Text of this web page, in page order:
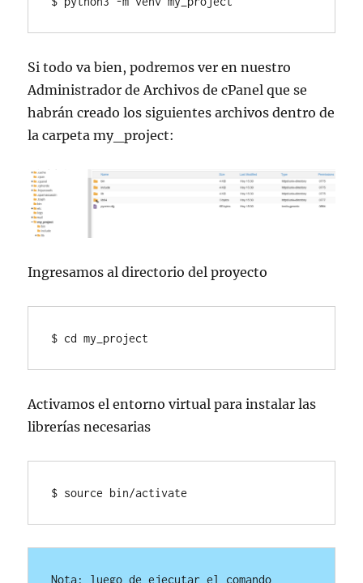
Si todo va bien, podremos ver en nuestro
Administrador de Archivos de cPanel que se
habrán creado los siguientes archivos dentro de
la carpeta my_project:
Ingresamos al directorio del proyecto
$ cd my_project
Activamos el entorno virtual para instalar las
librerías necesarias
$ source bin/activate
Nota: luego de ejecutar el comando